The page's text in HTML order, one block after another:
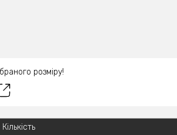
розміру!
Кількість